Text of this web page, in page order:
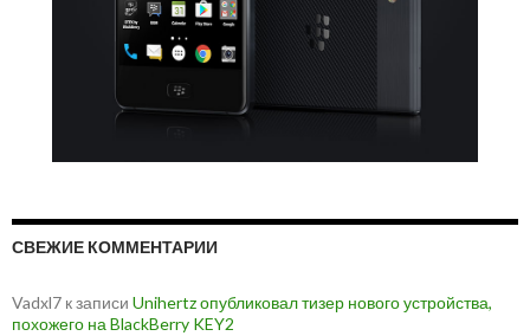
СВЕЖИЕ КОММЕНТАРИИ
Vadxl7 к записи Unihertz опубликовал тизер нового устройства,
похожего на BlackBerry KEY2